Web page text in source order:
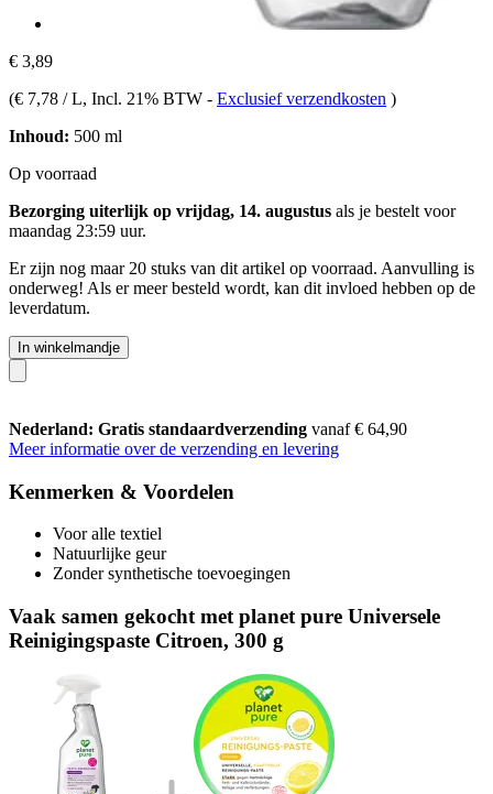
€ 3,89
(€ 7,78 / L, Incl. 21% BTW - Exclusief verzendkosten )
Inhoud: 500 ml
Op voorraad
Bezorging uiterlijk op vrijdag, 14. augustus als je bestelt voor
maandag 23:59 uur.
Er zijn nog maar 20 stuks van dit artikel op voorraad. Aanvulling is
onderweg! Als er meer besteld wordt, kan dit invloed hebben op de
leverdatum.
In winkelmandje
Nederland: Gratis standaardverzending vanaf € 64,90
Meer informatie over de verzending en levering
Kenmerken & Voordelen
Voor alle textiel
Natuurlijke geur
Zonder synthetische toevoegingen
Vaak samen gekocht met planet pure Universele
Reinigingspaste Citroen, 300 g